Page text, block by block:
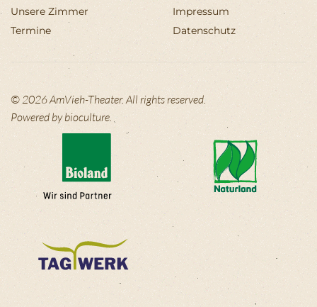
Unsere Zimmer
Termine
Impressum
Datenschutz
©2026AmVieh-Theater. All rights reserved.
Powered bybioculture.